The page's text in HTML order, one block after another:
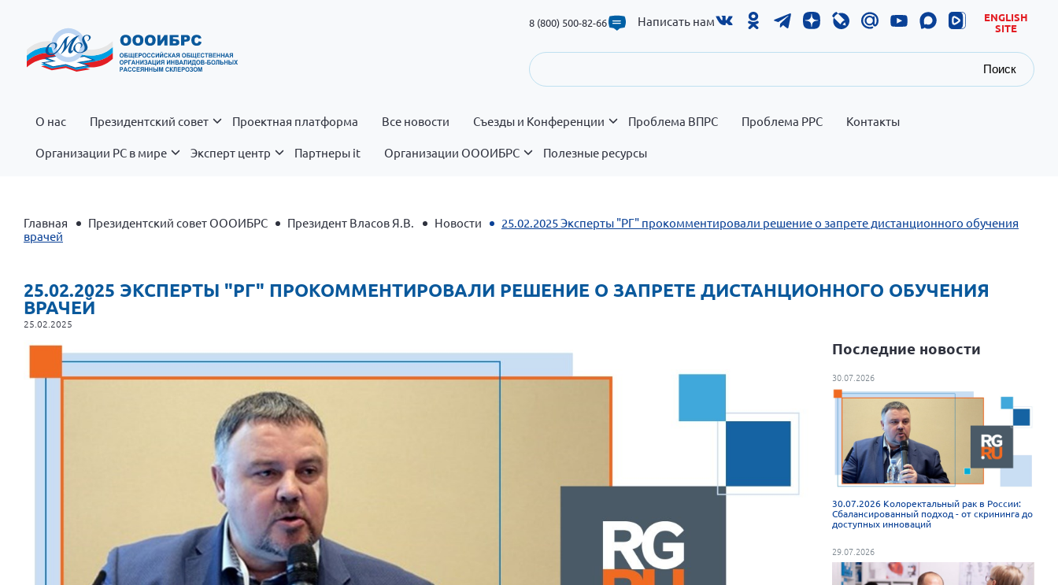
8 (800) 500-82-66 Написать нам
ENGLISH
SITE
Поиск
О нас Президентский совет Проектная платформа Все новости Съезды и Конференции Проблема ВПРС Проблема РРС Контакты
Организации РС в мире Эксперт центр Партнеры it Организации ОООИБРС Полезные ресурсы
Главная Президентский совет ОООИБРС Президент Власов Я.В. Новости
25.02.2025 Эксперты "РГ" прокомментировали решение о запрете дистанционного обучения
врачей
25.02.2025 ЭКСПЕРТЫ "РГ" ПРОКОММЕНТИРОВАЛИ РЕШЕНИЕ О ЗАПРЕТЕ ДИСТАНЦИОННОГО ОБУЧЕНИЯ
ВРАЧЕЙ
25.02.2025
Последние новости
30.07.2026
30.07.2026 Колоректальный рак в России:
Сбалансированный подход - от скрининга до
доступных инноваций
29.07.2026